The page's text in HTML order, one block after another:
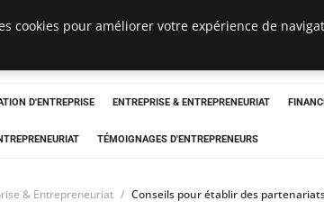
D'ENTREPRISE ENTREPRISE & ENTREPRENEURIAT
TÉMOIGNAGES D'ENTREPRENEURS
& Entrepreneuriat Conseils pour établir des
cookies pour améliorer votre expérience de